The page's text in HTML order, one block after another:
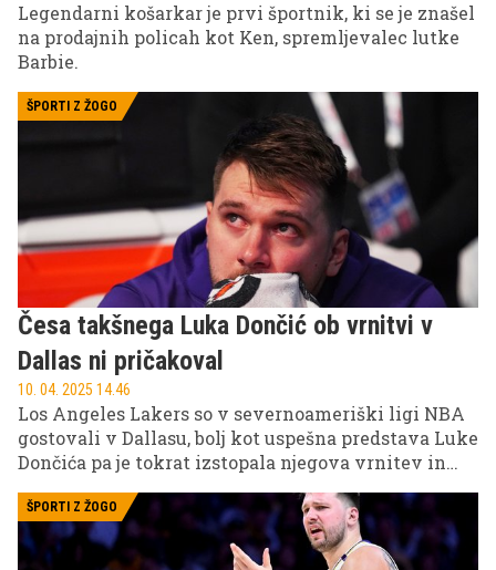
Legendarni košarkar je prvi športnik, ki se je znašel
na prodajnih policah kot Ken, spremljevalec lutke
Barbie.
ŠPORTI Z ŽOGO
Česa takšnega Luka Dončić ob vrnitvi v
Dallas ni pričakoval
10. 04. 2025 14.46
Los Angeles Lakers so v severnoameriški ligi NBA
gostovali v Dallasu, bolj kot uspešna predstava Luke
Dončića pa je tokrat izstopala njegova vrnitev in
ŠPORTI Z ŽOGO